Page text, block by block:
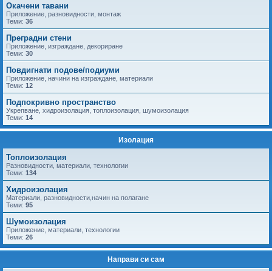
Окачени тавани
Приложение, разновидности, монтаж
Теми: 36
Преградни стени
Приложение, изграждане, декориране
Теми: 30
Повдигнати подове/подиуми
Приложение, начини на изграждане, материали
Теми: 12
Подпокривно пространство
Укрепване, хидроизолация, топлоизолация, шумоизолация
Теми: 14
Изолация
Топлоизолация
Разновидности, материали, технологии
Теми: 134
Хидроизолация
Материали, разновидности,начин на полагане
Теми: 95
Шумоизолация
Приложение, материали, технологии
Теми: 26
Направи си сам